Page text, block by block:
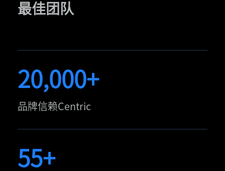
最佳团队
20,000+
品牌信赖Centric
55+